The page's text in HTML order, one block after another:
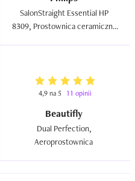
SalonStraight Essential HP
8309, Prostownica ceramiczna
4,9 na 5 11 opinii
Beautifly
Dual Perfection,